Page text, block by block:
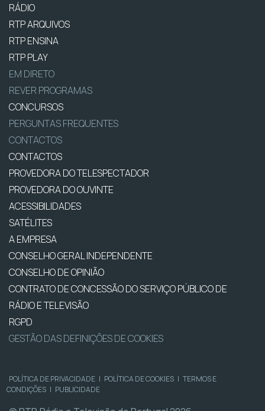
RÁDIO
RTP ARQUIVOS
RTP ENSINA
RTP PLAY
EM DIRETO
REVER PROGRAMAS
CONCURSOS
PERGUNTAS FREQUENTES
CONTACTOS
CONTACTOS
PROVEDORA DO TELESPECTADOR
PROVEDORA DO OUVINTE
ACESSIBILIDADES
SATÉLITES
A EMPRESA
CONSELHO GERAL INDEPENDENTE
CONSELHO DE OPINIÃO
CONTRATO DE CONCESSÃO DO SERVIÇO PÚBLICO DE
RÁDIO E TELEVISÃO
RGPD
GESTÃO DAS DEFINIÇÕES DE COOKIES
POLÍTICA DE PRIVACIDADE | POLÍTICA DE COOKIES | TERMOS E
CONDIÇÕES | PUBLICIDADE